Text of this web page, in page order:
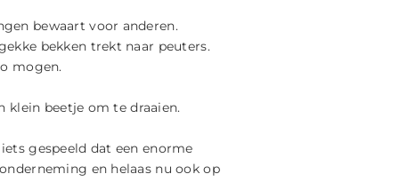
bewaart voor anderen.
bekken trekt naar peuters.
mogen.
klein beetje om te draaien.
gespeeld dat een enorme
en helaas nu ook op